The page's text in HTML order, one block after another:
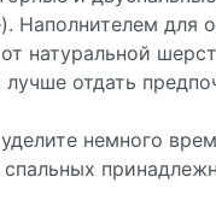
Наполнителем для
натуральной
отдать
немного